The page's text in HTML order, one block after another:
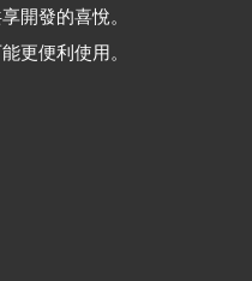
開發的喜悅。
更便利使用。